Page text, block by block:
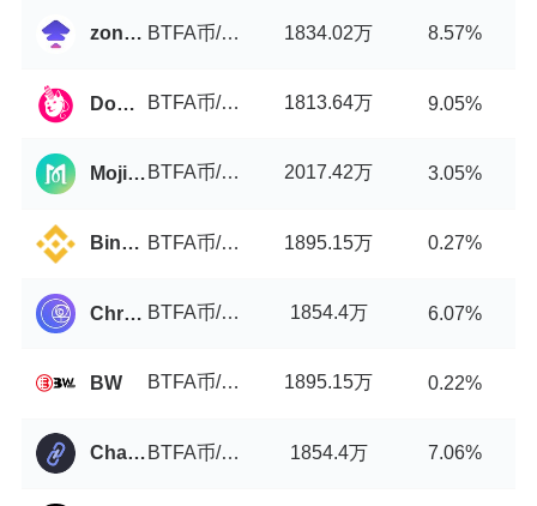
zondacrypto BTFA币/USDT 1834.02万 8.57%
DogeSwap BTFA币/USDT 1813.64万 9.05%
MojitoSwap BTFA币/USDT 2017.42万 3.05%
Binance BTFA币/USDT 1895.15万 0.27%
Chronos BTFA币/USDT 1854.4万 6.07%
BW BTFA币/USDT 1895.15万 0.22%
Chainrift BTFA币/USDT 1854.4万 7.06%